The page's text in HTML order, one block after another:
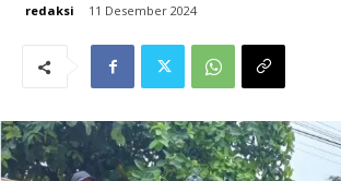
redaksi 11 Desember 2024